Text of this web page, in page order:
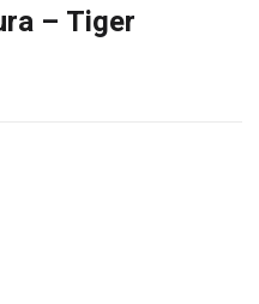
– Tiger